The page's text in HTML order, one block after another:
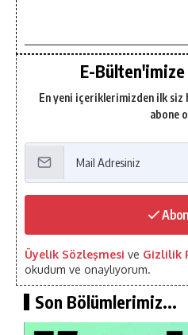
E-
En yeni içeriklerimizden ilk
abone
Üyelik Sözleşmesi ve Gizlilik
okudum ve onaylıyorum.
Son Bölümlerimiz...